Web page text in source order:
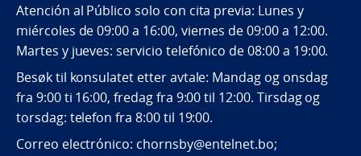
Atención al Público solo con cita previa: Lunes y
miércoles de 09:00 a 16:00, viernes de 09:00 a 12:00.
Martes y jueves: servicio telefónico de 08:00 a 19:00.
Besøk til konsulatet etter avtale: Mandag og onsdag
fra 9:00 ti 16:00, fredag fra 9:00 til 12:00. Tirsdag og
torsdag: telefon fra 8:00 til 19:00.
Correo electrónico: chornsby@entelnet.bo;